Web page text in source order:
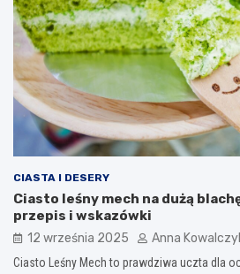
CIASTA I DESERY
Ciasto leśny mech na dużą
przepis i wskazówki
12 września 2025 Anna
Ciasto Leśny Mech to prawdziwa uczta dla